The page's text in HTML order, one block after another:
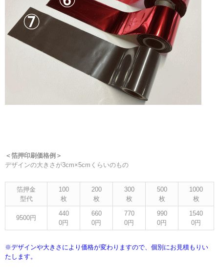
＜箔押印刷価格例＞
デザインの大きさが3cm×5cmくらいのもの
箔押金
型代
100
枚
200
枚
300
枚
500
枚
1000
枚
9500円
440
0円
660
0円
770
0円
990
0円
1540
0円
※デザインや大きさにより価格が変わりますので、個別にお見積もりい
たします。